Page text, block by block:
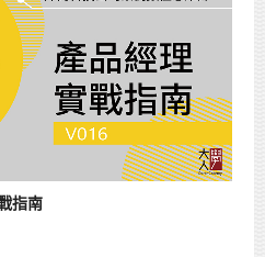
指南